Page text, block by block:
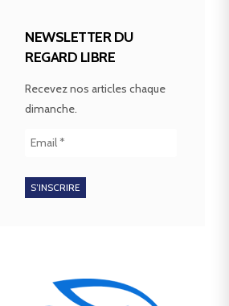
NEWSLETTER DU
REGARD LIBRE
Recevez nos articles chaque
dimanche.